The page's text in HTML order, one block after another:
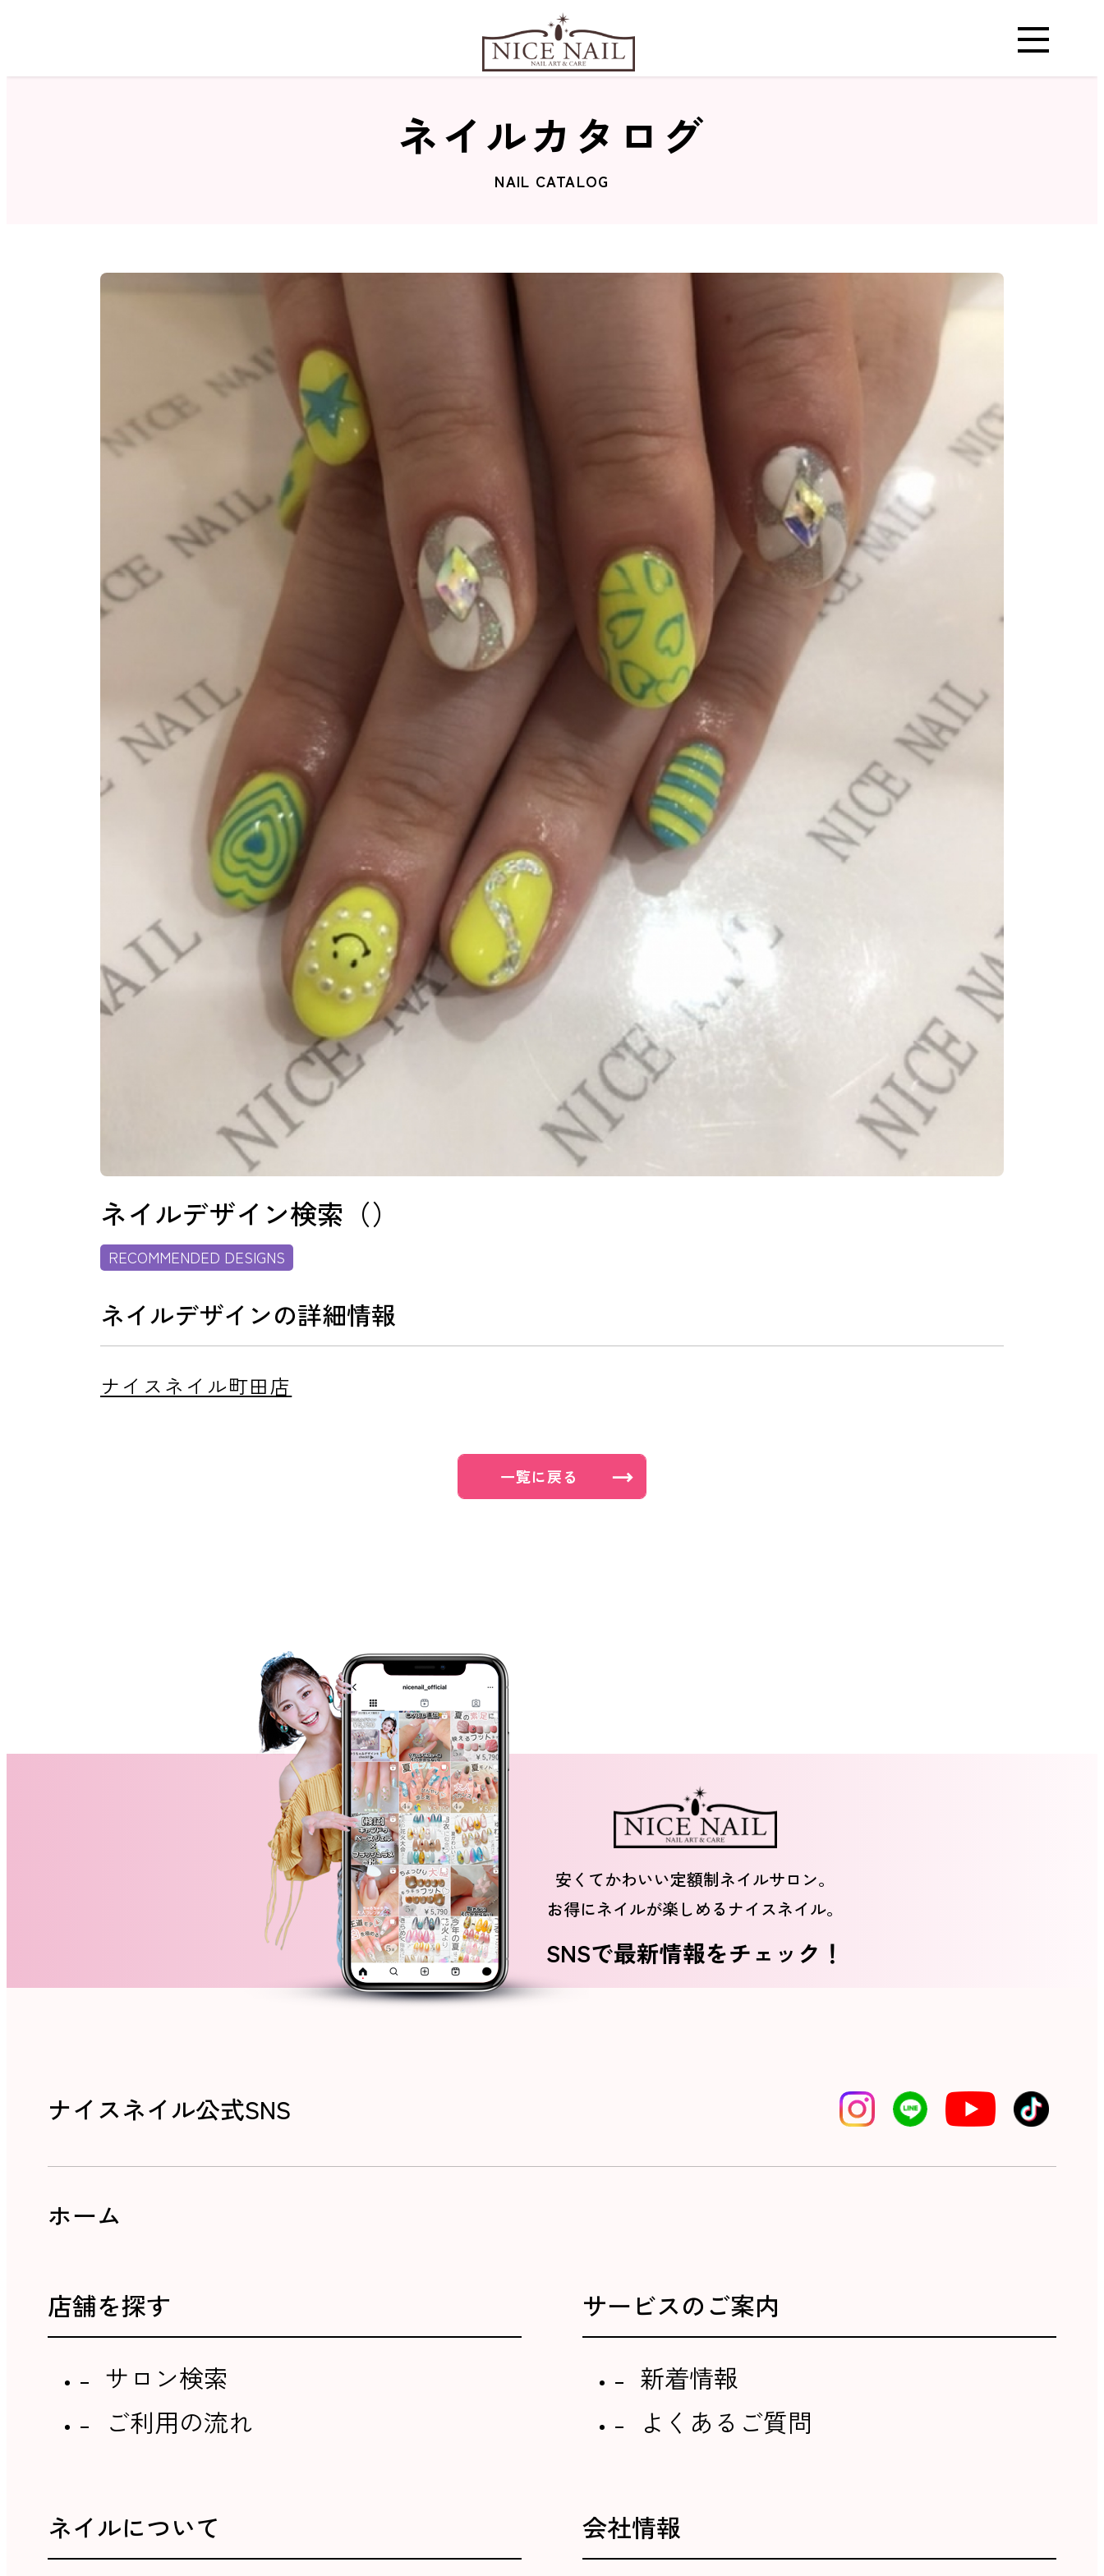
おすすめクーポン
料金メニュー
よくあるご質問
ご利用の流れ
取り扱いカラー
消費者志向自主宣言
新着情報
採用情報
ネイルカタログ
NAIL CATALOG
ネイルデザイン検索（）
RECOMMENDED DESIGNS
ネイルデザインの詳細情報
ナイスネイル町田店
一覧に戻る
安くてかわいい定額制ネイルサロン。
お得にネイルが楽しめるナイスネイル。
SNSで最新情報をチェック！
ナイスネイル公式SNS
ホーム
店舗を探す
サロン検索
ご利用の流れ
サービスのご案内
新着情報
よくあるご質問
ネイルについて 会社情報